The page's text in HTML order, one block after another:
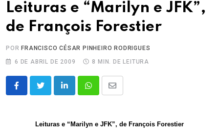
Leituras e “Marilyn e JFK”,
de François Forestier
POR FRANCISCO CÉSAR PINHEIRO RODRIGUES
6 DE ABRIL DE 2009
8 MIN. DE LEITURA
LinkedInWhatsappShare
Leituras e “Marilyn e JFK”, de François Forestier